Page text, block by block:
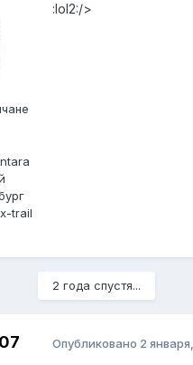
trail
:lol2:/>
2 года спустя...
Опубликовано 2